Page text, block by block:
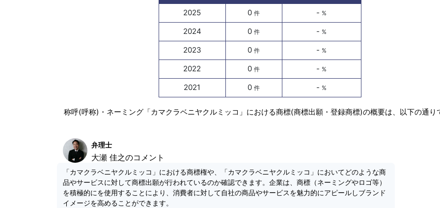
2025
0件 - %
2024 0件 - %
2023 0件 - %
2022 0件 - %
2021 0件 - %
称呼(呼称)・ネーミング「カマクラベニヤクルミッコ」における商標(商標出願・登録商標)の概要は、以下の通り
弁理士
大瀬 佳之のコメント
「カマクラベニヤクルミッコ」における商標権や、「カマクラベニヤクルミッコ」においてどのような商
品やサービスに対して商標出願が行われているのか確認できます。企業は、商標（ネーミングやロゴ等）
を積極的にを使用することにより、消費者に対して自社の商品やサービスを魅力的にアピールしブランド
イメージを高めることができます。